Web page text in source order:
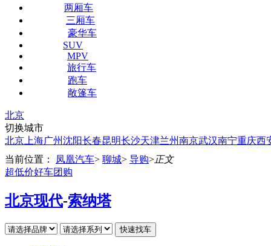
两厢车
三厢车
豪华车
SUV
MPV
旅行车
跑车
敞篷车
北京
切换城市
北京 上海广州沈阳长春昆明长沙天津兰州南京武汉南宁重庆西
当前位置：
凤凰汽车> 聊城> 导购>正文
超低价好车团购
北京现代-索纳塔